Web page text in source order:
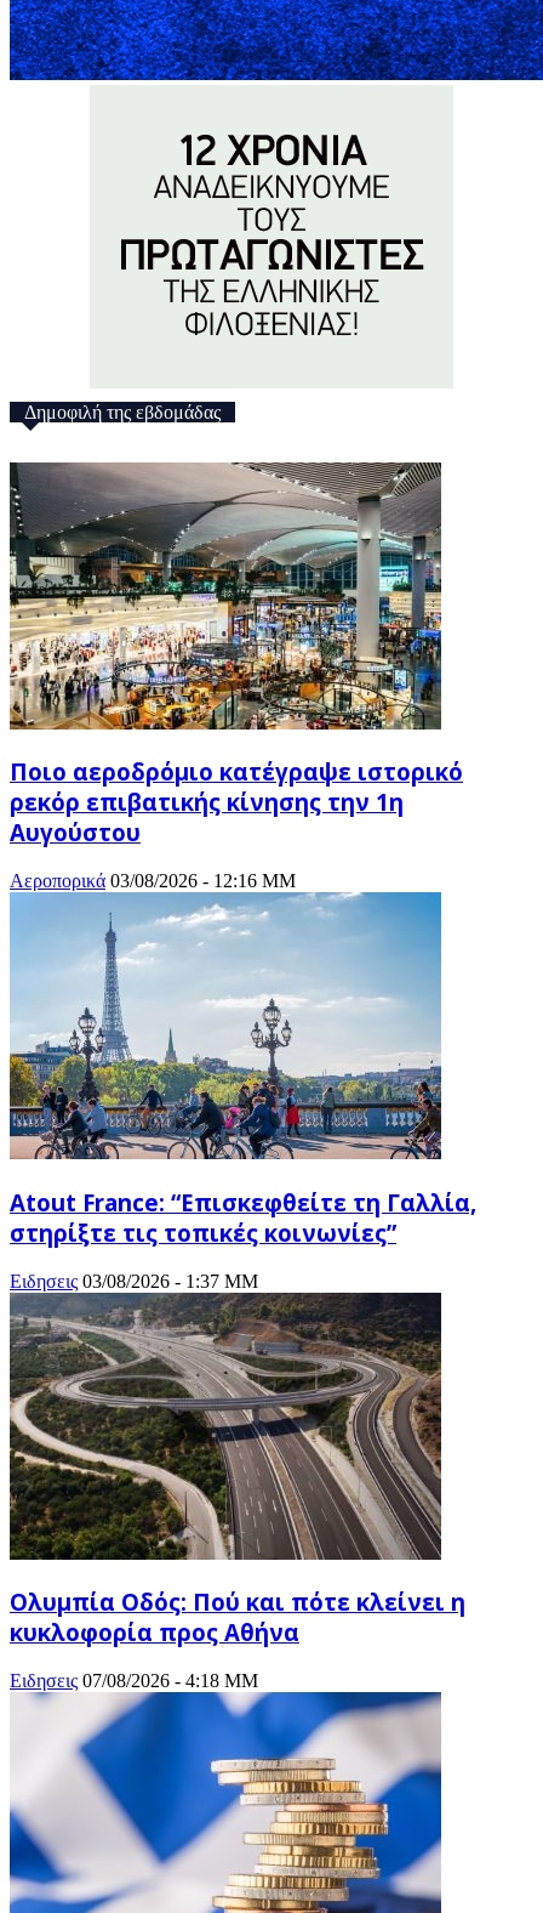
Δημοφιλή της εβδομάδας
Ποιο αεροδρόμιο κατέγραψε ιστορικό
ρεκόρ επιβατικής κίνησης την 1η
Αυγούστου
Αεροπορικά 03/08/2026 - 12:16 ΜΜ
Atout France: “Επισκεφθείτε τη Γαλλία,
στηρίξτε τις τοπικές κοινωνίες”
Ειδησεις 03/08/2026 - 1:37 ΜΜ
Ολυμπία Οδός: Πού και πότε κλείνει η
κυκλοφορία προς Αθήνα
Ειδησεις 07/08/2026 - 4:18 ΜΜ